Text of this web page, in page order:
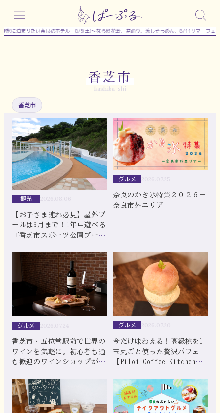
容
に泊まりたい奈良のホテル 8/5(土)～なら燈花会、盆踊り、流しそうめん、8/11サマーフェス
香芝市
kashiba-shi
香芝市
観光
【お子さま連れ必見】屋外プ
ールは9月まで！1年中遊べる
『香芝市スポーツ公園プー
グルメ
奈良のかき氷特集２０２６－
奈良市外エリア－
グルメ
香芝市・五位堂駅前で世界の
ワインを気軽に。初心者も通
も歓迎のワインショップが誕
グルメ
今だけ味わえる！高級桃を1
玉丸ごと使った贅沢パフェ
【Pilot Coffee Kitchen】